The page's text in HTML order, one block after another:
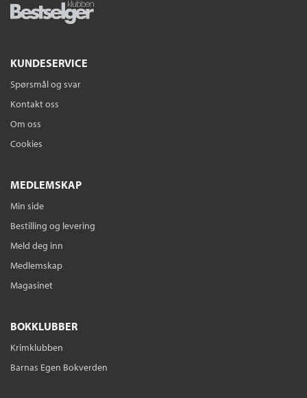
KUNDESERVICE
Spørsmål og svar
Kontakt oss
Om oss
Cookies
MEDLEMSKAP
Min side
Bestilling og levering
Meld deg inn
Medlemskap
Magasinet
BOKKLUBBER
Krimklubben
Barnas Egen Bokverden